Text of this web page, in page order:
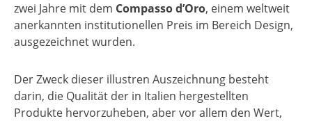
zwei Jahre mit dem Compasso d’Oro, einem weltweit
anerkannten institutionellen Preis im Bereich Design,
ausgezeichnet wurden.
Der Zweck dieser illustren Auszeichnung besteht
darin, die Qualität der in Italien hergestellten
Produkte hervorzuheben, aber vor allem den Wert,